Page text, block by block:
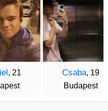
, 21
Csaba, 19
Budapest